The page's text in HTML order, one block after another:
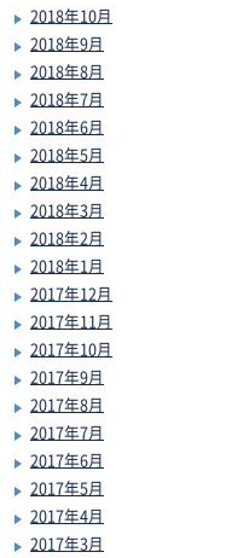
2018年10月
2018年9月
2018年8月
2018年7月
2018年6月
2018年5月
2018年4月
2018年3月
2018年2月
2018年1月
2017年12月
2017年11月
2017年10月
2017年9月
2017年8月
2017年7月
2017年6月
2017年5月
2017年4月
2017年3月